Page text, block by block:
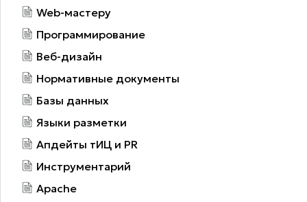
Web-мастеру
Программирование
Веб-дизайн
Нормативные документы
Базы данных
Языки разметки
Апдейты тИЦ и PR
Инструментарий
Apache